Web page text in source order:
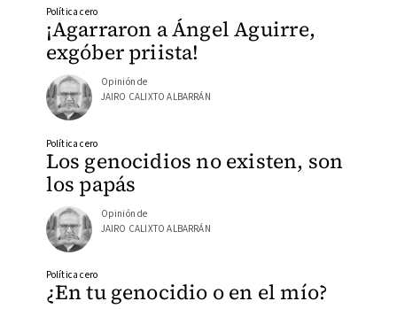
¡Agarraron a Ángel Aguirre,
exgóber priista!
Política cero
Opinión de
JAIRO CALIXTO ALBARRÁN
Los genocidios no existen, son
los papás
Política cero
Opinión de
JAIRO CALIXTO ALBARRÁN
¿En tu genocidio o en el mío?
Política cero